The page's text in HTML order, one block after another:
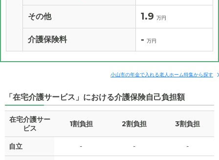
その他 1.9 万円
介護保険料 - 万円
小山市の年金で入れる老人ホーム特集から探す
「在宅介護サービス」における介護保険自己負担額
在宅介護サー
ビス
1割負担 2割負担 3割負担
自立 - - -